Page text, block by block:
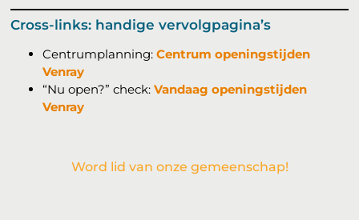
Cross-links: handige vervolgpagina’s
Centrumplanning:Centrum openingstijden
Venray
“Nu open?” check:Vandaag openingstijden
Venray
Word lid van onze gemeenschap!